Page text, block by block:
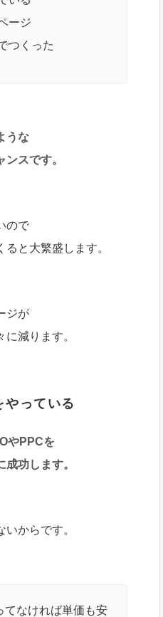
ージ
つくった
うな
スです。
ので
と大繁盛します。
ジが
減ります。
っている
やPPCを
功します。
からです。
てなければ単価も安